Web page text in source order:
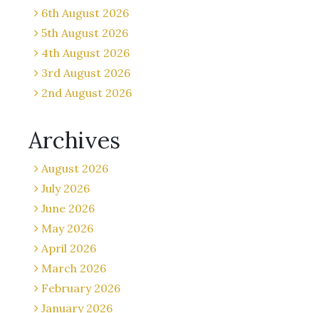
6th August 2026
5th August 2026
4th August 2026
3rd August 2026
2nd August 2026
Archives
August 2026
July 2026
June 2026
May 2026
April 2026
March 2026
February 2026
January 2026